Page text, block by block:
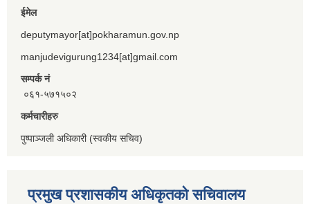
ईमेल
deputymayor[at]pokharamun.gov.np
manjudevigurung1234[at]gmail.com
सम्पर्क नं
०६१-५७१५०२
कर्मचारीहरु
पुष्पाञ्जली अधिकारी (स्वकीय सचिव)
प्रमुख प्रशासकीय अधिकृतको सचिवालय